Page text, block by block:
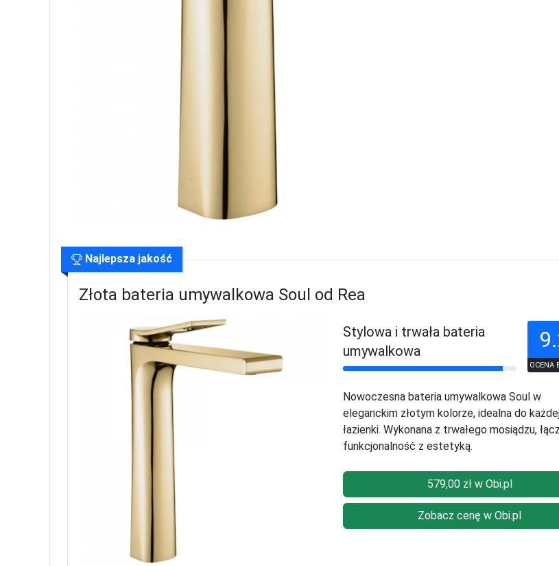
Najlepsza jakość
Złota bateria umywalkowa Soul od Rea
Stylowa i trwała bateria
umywalkowa
OCENA
Nowoczesna bateria umywalkowa Soul w
eleganckim złotym kolorze, idealna do
łazienki. Wykonana z trwałego mosiądzu,
funkcjonalność z estetyką.
579,00 zł w Obi.pl
Zobacz cenę w Obi.pl